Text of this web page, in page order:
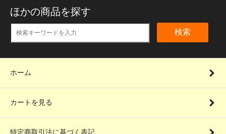
ほかの商品を探す
検索
ホーム
カートを見る
特定商取引法に基づく表記